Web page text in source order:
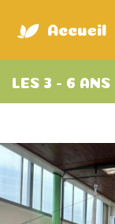
Accueil
LES 3 - 6 ANS